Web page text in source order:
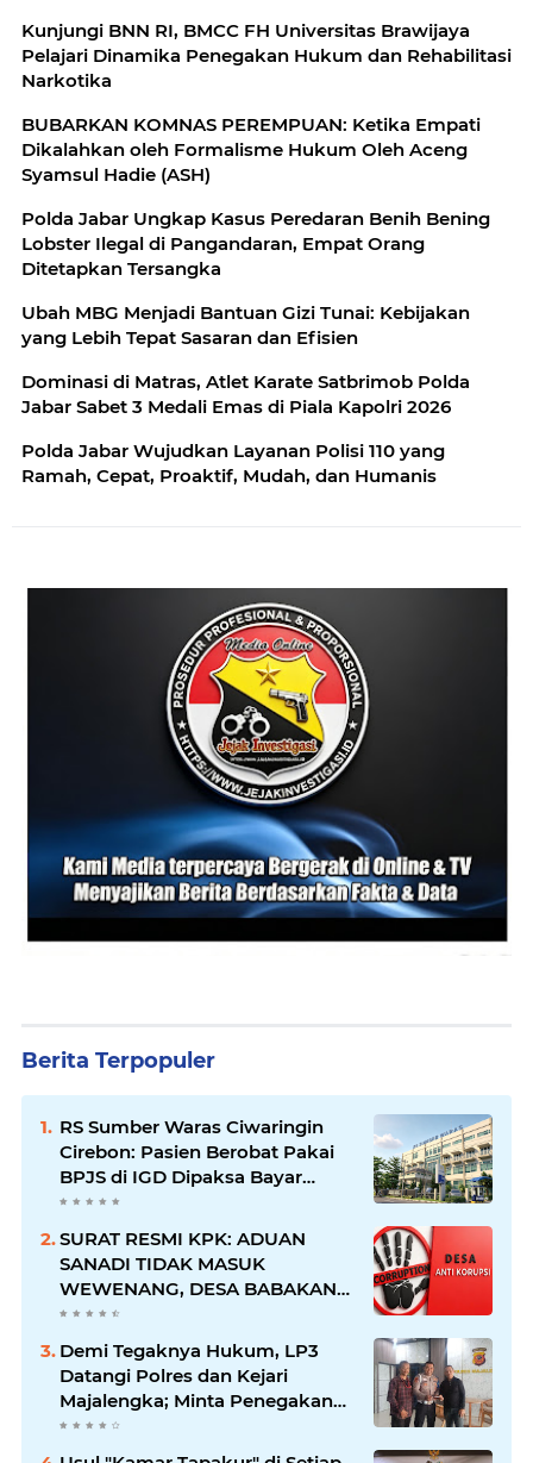
Kunjungi BNN RI, BMCC FH Universitas Brawijaya
Pelajari Dinamika Penegakan Hukum dan Rehabilitasi
Narkotika
BUBARKAN KOMNAS PEREMPUAN: Ketika Empati
Dikalahkan oleh Formalisme Hukum Oleh Aceng
Syamsul Hadie (ASH)
Polda Jabar Ungkap Kasus Peredaran Benih Bening
Lobster Ilegal di Pangandaran, Empat Orang
Ditetapkan Tersangka
Ubah MBG Menjadi Bantuan Gizi Tunai: Kebijakan
yang Lebih Tepat Sasaran dan Efisien
Dominasi di Matras, Atlet Karate Satbrimob Polda
Jabar Sabet 3 Medali Emas di Piala Kapolri 2026
Polda Jabar Wujudkan Layanan Polisi 110 yang
Ramah, Cepat, Proaktif, Mudah, dan Humanis
Berita Terpopuler
RS Sumber Waras Ciwaringin
Cirebon: Pasien Berobat Pakai
BPJS di IGD Dipaksa Bayar
Umum, Dokter Yf Bilang Tak
Ruang Periksa
SURAT RESMI KPK: ADUAN
SANADI TIDAK MASUK
WEWENANG, DESA BABAKAN
JUSTRU DITETAPKAN DESA
ANTI KORUPSI OLEH
KEJAKSAAN
Demi Tegaknya Hukum, LP3
Datangi Polres dan Kejari
Majalengka; Minta Penegakan
Proporsional: Restoratif untuk
Lemah, Tegas untuk Narkoba &